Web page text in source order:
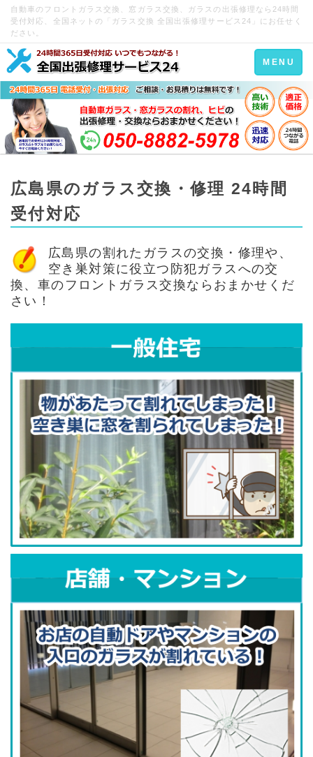
自動車のフロントガラス交換、窓ガラス交換、ガラスの出張修理なら24時間
受付対応、全国ネットの「ガラス交換 全国出張修理サービス24」にお任せく
ださい。
Toggle
navigation
MENU
広島県のガラス交換・修理 24時間
受付対応
広島県の割れたガラスの交換・修理や、
空き巣対策に役立つ防犯ガラスへの交
換、車のフロントガラス交換ならおまかせくだ
さい！